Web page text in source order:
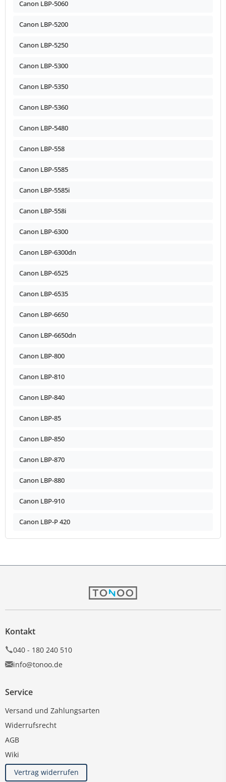
Canon LBP-5060
Canon LBP-5200
Canon LBP-5250
Canon LBP-5300
Canon LBP-5350
Canon LBP-5360
Canon LBP-5480
Canon LBP-558
Canon LBP-5585
Canon LBP-5585i
Canon LBP-558i
Canon LBP-6300
Canon LBP-6300dn
Canon LBP-6525
Canon LBP-6535
Canon LBP-6650
Canon LBP-6650dn
Canon LBP-800
Canon LBP-810
Canon LBP-840
Canon LBP-85
Canon LBP-850
Canon LBP-870
Canon LBP-880
Canon LBP-910
Canon LBP-P 420
Kontakt
040 - 180 240 510
info@tonoo.de
Service
Versand und Zahlungsarten
Widerrufsrecht
AGB
Wiki
Vertrag widerrufen